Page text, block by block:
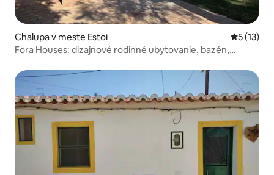
Chalupa v meste Estoi
5 (13)
Fora Houses: dizajnové rodinné ubytovanie, bazén,